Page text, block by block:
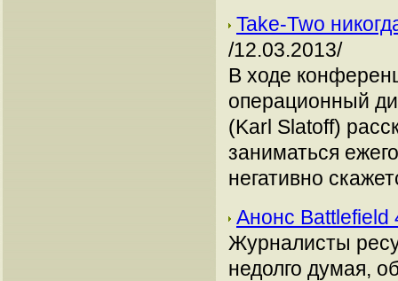
Take-Two
/12.03.2013/
В ходе
операционный
(Karl Slatoff)
заниматься
негативно
Анонс Battlefield
Журналисты
недолго думая,